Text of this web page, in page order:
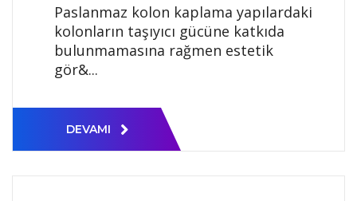
Paslanmaz kolon kaplama yapılardaki
kolonların taşıyıcı gücüne katkıda
bulunmamasına rağmen estetik
gör&...
DEVAMI